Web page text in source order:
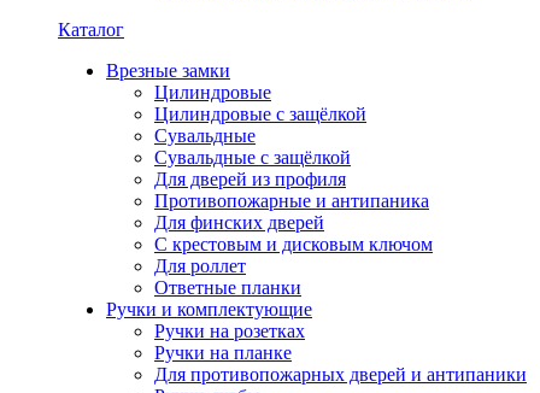
Каталог
Врезные замки
Цилиндровые
Цилиндровые с защёлкой
Сувальдные
Сувальдные с защёлкой
Для дверей из профиля
Противопожарные и антипаника
Для финских дверей
С крестовым и дисковым ключом
Для роллет
Ответные планки
Ручки и комплектующие
Ручки на розетках
Ручки на планке
Для противопожарных дверей и антипаники